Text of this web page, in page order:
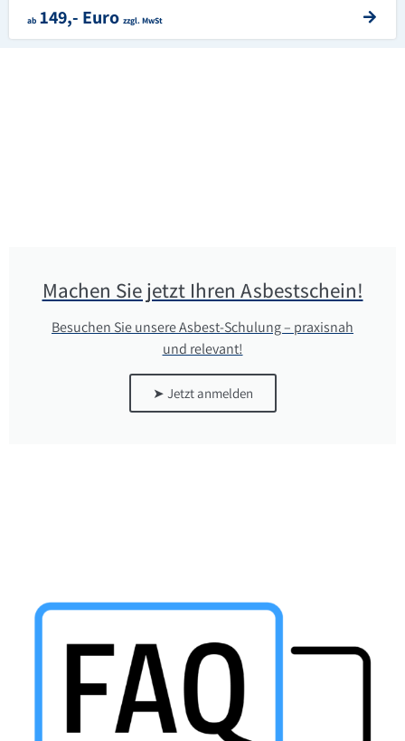
ab 149,- Euro zzgl. MwSt
Machen Sie jetzt Ihren Asbestschein!
Besuchen Sie unsere Asbest-Schulung – praxisnah
und relevant!
➤ Jetzt anmelden